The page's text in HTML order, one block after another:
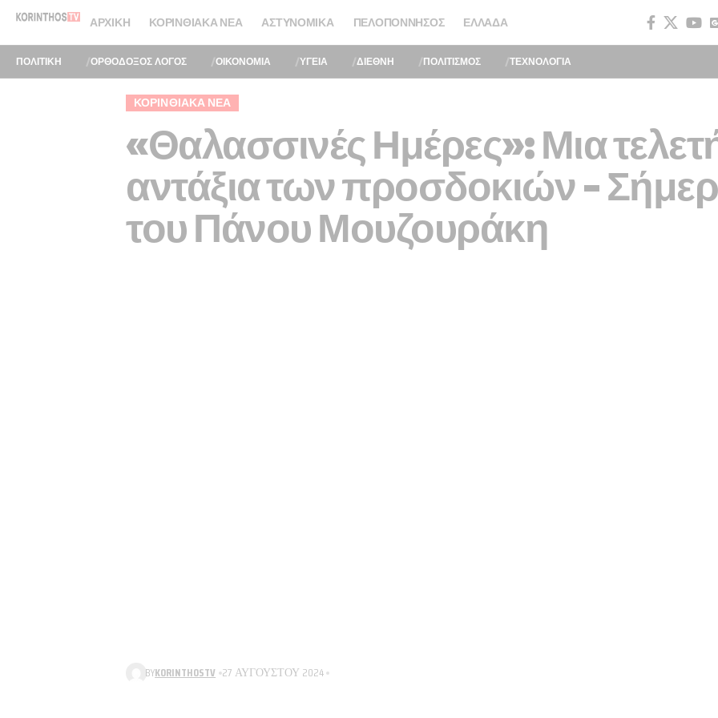
ΑΡΧΙΚΉ ΚΟΡΙΝΘΙΑΚΆ ΝΈΑ ΑΣΤΥΝΟΜΙΚΆ ΠΕΛΟΠΌΝΝΗΣΟΣ ΕΛΛΆΔΑ
ΠΟΛΙΤΙΚΗ ΟΡΘΟΔΟΞΟΣ ΛΟΓΟΣ ΟΙΚΟΝΟΜΙΑ ΥΓΕΙΑ ΔΙΕΘΝΗ ΠΟΛΙΤΙΣΜΟΣ ΤΕΧΝΟΛΟΓΙΑ
ΚΟΡΙΝΘΙΑΚΆ ΝΈΑ
«Θαλασσινές Ημέρες»: Μια
αντάξια των προσδοκιών –
του Πάνου Μουζουράκη
BYKORINTHOSTV 27 ΑΥΓΟΎΣΤΟΥ 2024